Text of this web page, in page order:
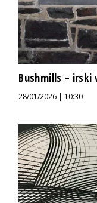
Bushmills – irski
28/01/2026 | 10:30